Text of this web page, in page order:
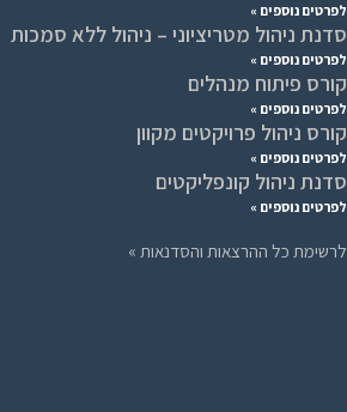
לפרטים נוספים »
סדנת ניהול מטריציוני – ניהול ללא סמכות
לפרטים נוספים »
קורס פיתוח מנהלים
לפרטים נוספים »
קורס ניהול פרויקטים מקוון
לפרטים נוספים »
סדנת ניהול קונפליקטים
לפרטים נוספים »
לרשימת כל ההרצאות והסדנאות »